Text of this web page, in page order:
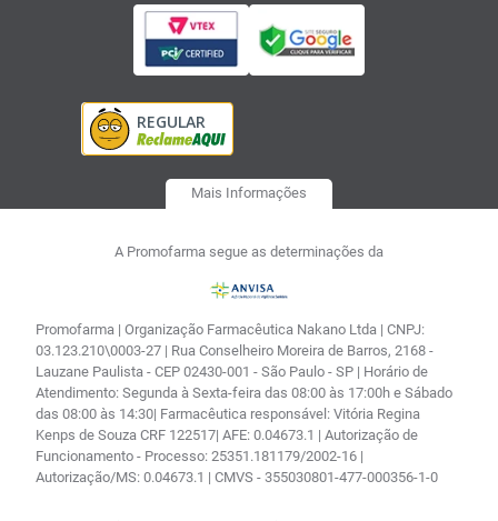
Mais Informações
A Promofarma segue as determinações da
Promofarma | Organização Farmacêutica Nakano Ltda | CNPJ:
03.123.210\0003-27 | Rua Conselheiro Moreira de Barros, 2168 -
Lauzane Paulista - CEP 02430-001 - São Paulo - SP | Horário de
Atendimento: Segunda à Sexta-feira das 08:00 às 17:00h e Sábado
das 08:00 às 14:30| Farmacêutica responsável: Vitória Regina
Kenps de Souza CRF 122517| AFE: 0.04673.1 | Autorização de
Funcionamento - Processo: 25351.181179/2002-16 |
Autorização/MS: 0.04673.1 | CMVS - 355030801-477-000356-1-0